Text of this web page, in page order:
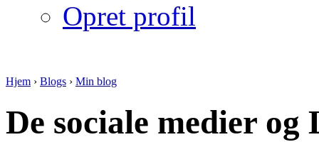
Opret profil
Hjem › Blogs › Min blog
De sociale medier